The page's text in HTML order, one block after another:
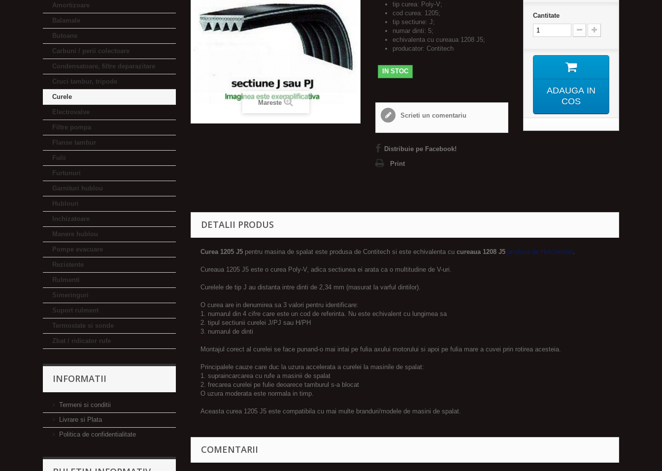
Amortizoare
Balamale
Butoane
Carbuni / perii colectoare
Condensatoare, filtre deparazitare
Cruci tambur, tripode
Curele
Electrovalve
Filtre pompa
Flanse tambur
Fulii
Furtunuri
Garnituri hublou
Hublouri
Inchizatoare
Manere hublou
Pompe evacuare
Rezistente
Rulmenti
Simeringuri
Suport rulment
Termostate si sonde
Zbat / ridicator rufe
INFORMATII
Termeni si conditii
Livrare si Plata
Politica de confidentialitate
Mareste
tip curea: Poly-V;
cod curea: 1205;
tip sectiune: J;
numar dinti: 5;
echivalenta cu cureaua 1208 J5;
producator: Contitech
IN STOC
Scrieti un comentariu
Distribuie pe Facebook!
Print
Cantitate
ADAUGA IN
COS
DETALII PRODUS
Curea 1205 J5 pentru masina de spalat este produsa de Contitech si este echivalenta cu cureaua 1208 J5 produsa de Hutchinson.
Cureaua 1205 J5 este o curea Poly-V, adica sectiunea ei arata ca o multitudine de V-uri.
Curelele de tip J au distanta intre dinti de 2,34 mm (masurat la varful dintilor).
O curea are in denumirea sa 3 valori pentru identificare:
1. numarul din 4 cifre care este un cod de referinta. Nu este echivalent cu lungimea sa
2. tipul sectiunii curelei J/PJ sau H/PH
3. numarul de dinti
Montajul corect al curelei se face punand-o mai intai pe fulia axului motorului si apoi pe fulia mare a cuvei prin rotirea acesteia.
Principalele cauze care duc la uzura accelerata a curelei la masinile de spalat:
1. supraincarcarea cu rufe a masinii de spalat
2. frecarea curelei pe fulie deoarece tamburul s-a blocat
O uzura moderata este normala in timp.
Aceasta curea 1205 J5 este compatibila cu mai multe branduri/modele de masini de spalat.
COMENTARII